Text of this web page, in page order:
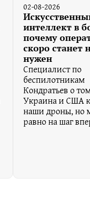
02-08-2026
интеллект в
почему
скоро станет
нужен
Специалист по
беспилотникам
Кондратьев о
Украина и США
наши дроны, но
равно на шаг